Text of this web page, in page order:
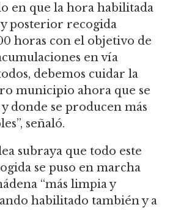
en que la hora habilitada
posterior recogida
horas con el objetivo de
en vía
debemos cuidar la
municipio ahora que se
donde se producen más
señaló.
subraya que todo este
se puso en marcha
“más limpia y
habilitado también y a